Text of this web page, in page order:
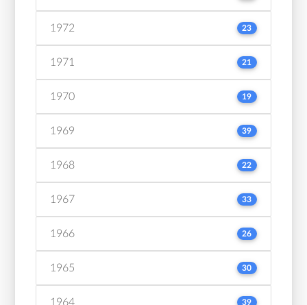
1972 23
1971 21
1970 19
1969 39
1968 22
1967 33
1966 26
1965 30
1964 39